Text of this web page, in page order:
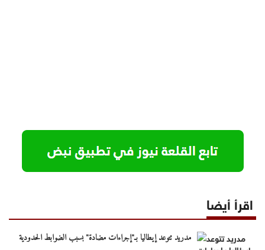
اقرأ أيضا
مدريد تتوعد إيطاليا بـ"إجراءات مضادة" بسبب الضوابط الحدودية